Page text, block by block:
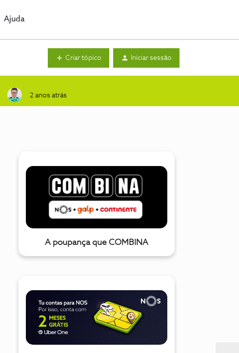
Ajuda
Criar tópico Iniciar sessão
2 anos atrás
A poupança que COMBINA